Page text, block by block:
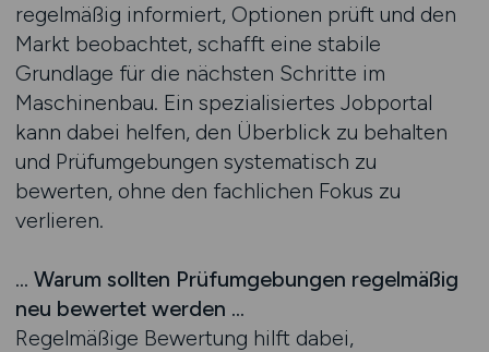
regelmäßig informiert, Optionen prüft und den
Markt beobachtet, schafft eine stabile
Grundlage für die nächsten Schritte im
Maschinenbau. Ein spezialisiertes Jobportal
kann dabei helfen, den Überblick zu behalten
und Prüfumgebungen systematisch zu
bewerten, ohne den fachlichen Fokus zu
verlieren.
… Warum sollten Prüfumgebungen regelmäßig
neu bewertet werden …
Regelmäßige Bewertung hilft dabei,